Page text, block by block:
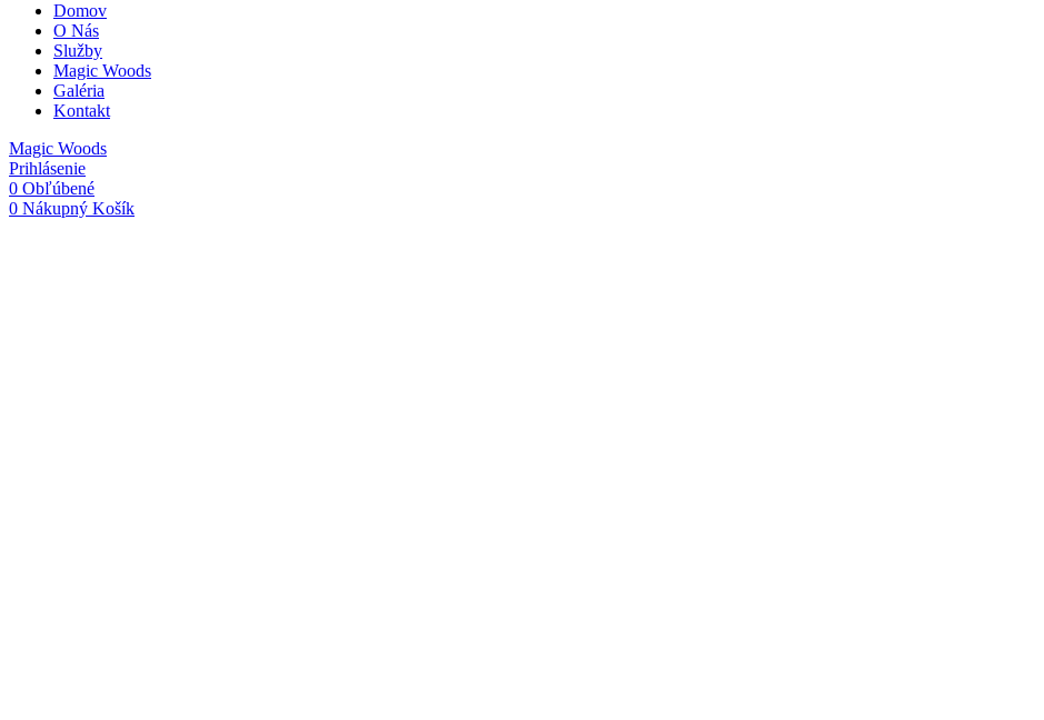
Domov
O Nás
Služby
Magic Woods
Galéria
Kontakt
Magic Woods
Prihlásenie
0 Obľúbené
0 Nákupný Košík